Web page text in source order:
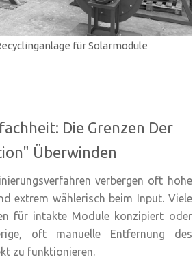
für Solarmodule
Die Grenzen Der
Überwinden
verbergen oft hohe
extrem wählerisch beim Input. Viele
für intakte Module konzipiert oder
oft manuelle Entfernung des
zu funktionieren.